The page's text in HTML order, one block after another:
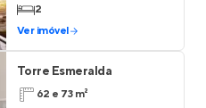
2
Ver imóvel
Torre Esmeralda
62 e 73 m²